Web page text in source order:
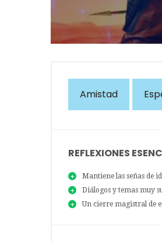
Amistad
REFLEXIONES
Mantiene las señas de
Diálogos y temas muy
Un cierre magistral de